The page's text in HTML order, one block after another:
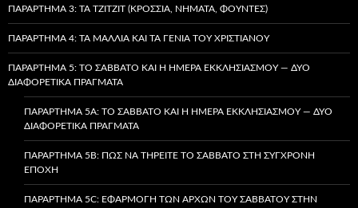
ΠΑΡΆΡΤΗΜΑ 3: ΤΑ TZITZIT (ΚΡΌΣΣΙΑ, ΝΉΜΑΤΑ, ΦΟΎΝΤΕΣ)
ΠΑΡΆΡΤΗΜΑ 4: ΤΑ ΜΑΛΛΙΆ ΚΑΙ ΤΑ ΓΈΝΙΑ ΤΟΥ ΧΡΙΣΤΙΑΝΟΎ
ΠΑΡΆΡΤΗΜΑ 5: ΤΟ ΣΆΒΒΑΤΟ ΚΑΙ Η ΗΜΈΡΑ ΕΚΚΛΗΣΙΑΣΜΟΎ — ΔΎΟ
ΔΙΑΦΟΡΕΤΙΚΆ ΠΡΆΓΜΑΤΑ
ΠΑΡΆΡΤΗΜΑ 5A: ΤΟ ΣΆΒΒΑΤΟ ΚΑΙ Η ΗΜΈΡΑ ΕΚΚΛΗΣΙΑΣΜΟΎ — ΔΎΟ
ΔΙΑΦΟΡΕΤΙΚΆ ΠΡΆΓΜΑΤΑ
ΠΑΡΆΡΤΗΜΑ 5B: ΠΏΣ ΝΑ ΤΗΡΕΊΤΕ ΤΟ ΣΆΒΒΑΤΟ ΣΤΗ ΣΎΓΧΡΟΝΗ
ΕΠΟΧΉ
ΠΑΡΆΡΤΗΜΑ 5C: ΕΦΑΡΜΟΓΉ ΤΩΝ ΑΡΧΏΝ ΤΟΥ ΣΑΒΒΆΤΟΥ ΣΤΗΝ